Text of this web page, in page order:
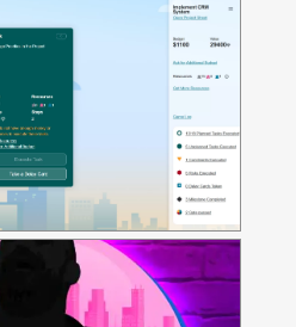
למה נולדתי -
אפליקציה לתכנית